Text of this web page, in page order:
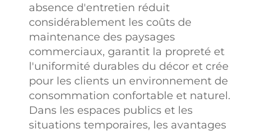
absence d'entretien réduit
considérablement les coûts de
maintenance des paysages
commerciaux, garantit la propreté et
l'uniformité durables du décor et crée
pour les clients un environnement de
consommation confortable et naturel.
Dans les espaces publics et les
situations temporaires, les avantages